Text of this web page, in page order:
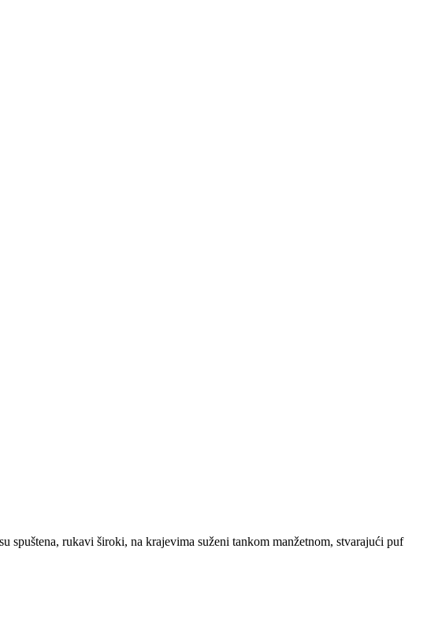
rukavi široki, na krajevima suženi tankom manžetnom, stvarajući puf